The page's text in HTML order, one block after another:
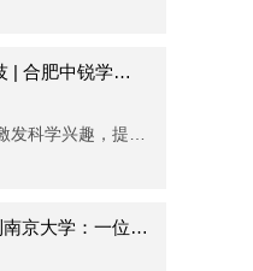
科普乐学 智创科技 | 合肥中锐学校小学部精品班组织开展科学探究实践活动
为拓宽学生视野，激发科学兴趣，提升综合素养，6月4日，合肥中锐学校小学部组织精品班学...
从合肥中锐学校到南京大学：一位留学生的逐梦之路